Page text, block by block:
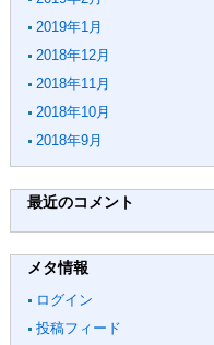
2019年1月
2018年12月
2018年11月
2018年10月
2018年9月
最近のコメント
メタ情報
ログイン
投稿フィード